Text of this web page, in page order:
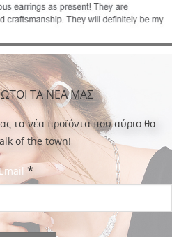
ΤΑ ΝΕΑ ΜΑΣ
τα νέα προϊόντα που αύριο θα
of the town!
*